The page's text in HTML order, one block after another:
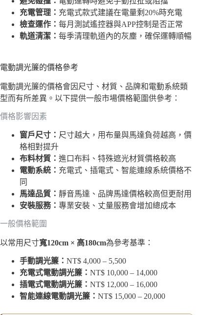
充電管理： 充電式款式建議在電量剩20%時充電
檢查運作： 每月測試遙控器與APP控制是否正常
軌道清潔： 每季清理軌道內的灰塵，確保運轉順暢
電動調光簾的價格參考
電動調光簾的價格會因尺寸、材質、品牌和電動系統類
型而有所差異。以下提供一般市場價格範圍供參考：
價格影響因素
窗戶尺寸： 尺寸越大，用布量與馬達負荷越高，價
格相對提升
布料材質： 進口布料、特殊遮光材質價格較高
電動系統： 充電式、插電式、智能連線系統價格不
同
馬達品質： 靜音馬達、品牌馬達價格較高但更耐用
安裝服務： 專業安裝、丈量服務會增加總成本
一般價格範圍
以常用尺寸寬120cm × 高180cm為參考基準：
手動調光簾： NT$ 4,000 – 5,500
充電式電動調光簾： NT$ 10,000 – 14,000
插電式電動調光簾： NT$ 12,000 – 16,000
智能連線電動調光簾： NT$ 15,000 – 20,000